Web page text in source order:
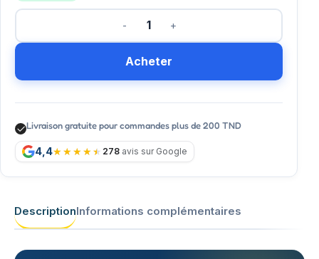
Acheter
Livraison gratuite pour commandes plus de 200 TND
4,4 278 avis sur Google
DescriptionInformations complémentaires